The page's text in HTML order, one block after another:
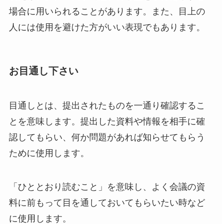
場合に用いられることがあります。また、目上の
人には使用を避けた方がいい表現でもあります。
お目通し下さい
目通しとは、提出されたものを一通り確認するこ
とを意味します。提出した資料や情報を相手に確
認してもらい、何か問題があれば知らせてもらう
ために使用します。
「ひととおり読むこと」を意味し、よく会議の資
料に前もって目を通しておいてもらいたい時など
に使用します。